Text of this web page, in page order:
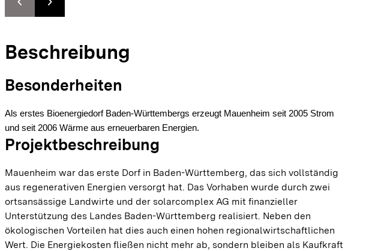
Zur vorhergehenden Folie springen
Zur nächsten Folie springen
Beschreibung
Besonderheiten
Als erstes Bioenergiedorf Baden-Württembergs erzeugt Mauenheim seit 2005 Strom
und seit 2006 Wärme aus erneuerbaren Energien.
Projektbeschreibung
Mauenheim war das erste Dorf in Baden-Württemberg, das sich vollständig
aus regenerativen Energien versorgt hat. Das Vorhaben wurde durch zwei
ortsansässige Landwirte und der solarcomplex AG mit finanzieller
Unterstützung des Landes Baden-Württemberg realisiert. Neben den
ökologischen Vorteilen hat dies auch einen hohen regionalwirtschaftlichen
Wert. Die Energiekosten fließen nicht mehr ab, sondern bleiben als Kaufkraft